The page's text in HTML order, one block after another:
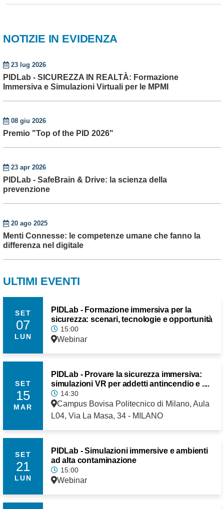
NOTIZIE IN EVIDENZA
23 lug 2026
PIDLab - SICUREZZA IN REALTÀ: Formazione
Immersiva e Simulazioni Virtuali per le MPMI
08 giu 2026
Premio "Top of the PID 2026"
23 apr 2026
PIDLab - SafeBrain & Drive: la scienza della
prevenzione
20 ago 2025
Menti Connesse: le competenze umane che fanno la
differenza nel digitale
ULTIMI EVENTI
SET
07
LUN
PIDLab - Formazione immersiva per la
sicurezza: scenari, tecnologie e opportunità
15:00
Webinar
SET
15
MAR
PIDLab - Provare la sicurezza immersiva:
simulazioni VR per addetti antincendio e ....
14:30
Campus Bovisa Politecnico di Milano, Aula
L04, Via La Masa, 34 - MILANO
SET
21
LUN
PIDLab - Simulazioni immersive e ambienti
ad alta contaminazione
15:00
Webinar